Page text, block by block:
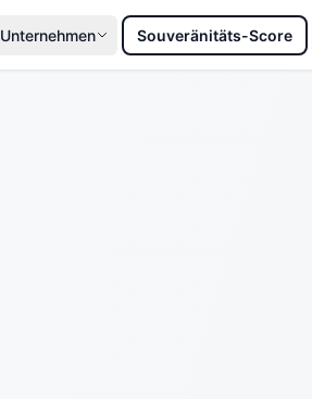
Unternehmen Souveränitäts-Score